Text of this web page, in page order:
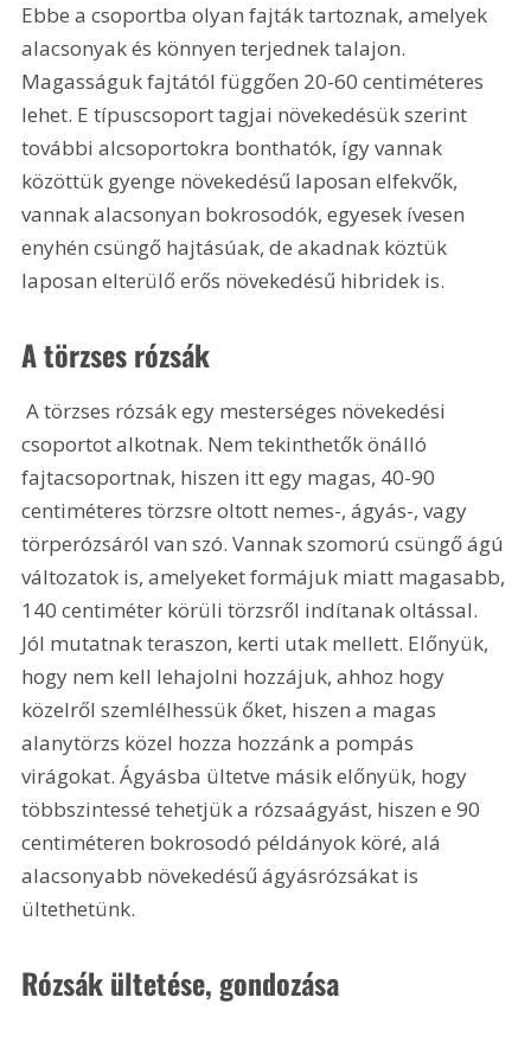
Ebbe a csoportba olyan fajták tartoznak, amelyek
alacsonyak és könnyen terjednek talajon.
Magasságuk fajtától függően 20-60 centiméteres
lehet. E típuscsoport tagjai növekedésük szerint
további alcsoportokra bonthatók, így vannak
közöttük gyenge növekedésű laposan elfekvők,
vannak alacsonyan bokrosodók, egyesek ívesen
enyhén csüngő hajtásúak, de akadnak köztük
laposan elterülő erős növekedésű hibridek is.
A törzses rózsák
A törzses rózsák egy mesterséges növekedési
csoportot alkotnak. Nem tekinthetők önálló
fajtacsoportnak, hiszen itt egy magas, 40-90
centiméteres törzsre oltott nemes-, ágyás-, vagy
törperózsáról van szó. Vannak szomorú csüngő ágú
változatok is, amelyeket formájuk miatt magasabb,
140 centiméter körüli törzsről indítanak oltással.
Jól mutatnak teraszon, kerti utak mellett. Előnyük,
hogy nem kell lehajolni hozzájuk, ahhoz hogy
közelről szemlélhessük őket, hiszen a magas
alanytörzs közel hozza hozzánk a pompás
virágokat. Ágyásba ültetve másik előnyük, hogy
többszintessé tehetjük a rózsaágyást, hiszen e 90
centiméteren bokrosodó példányok köré, alá
alacsonyabb növekedésű ágyásrózsákat is
ültethetünk.
Rózsák ültetése, gondozása